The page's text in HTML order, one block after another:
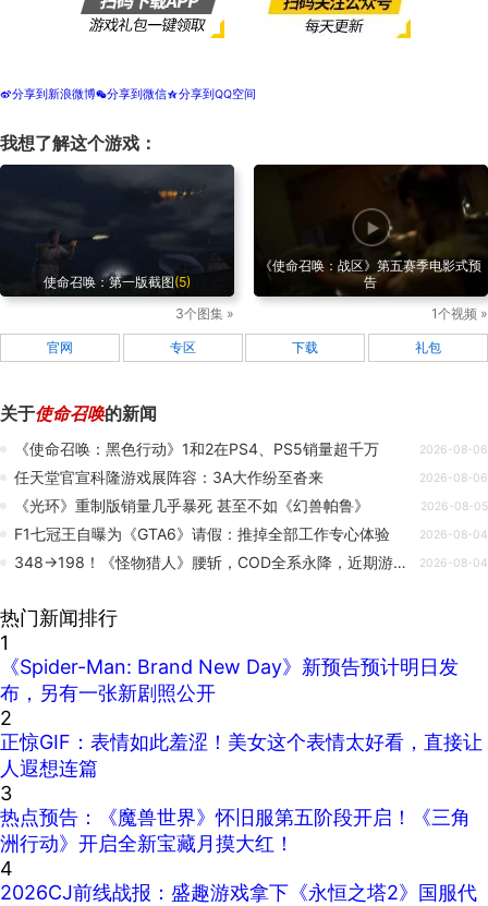
t分享到新浪微博w分享到微信z分享到QQ空间
我想了解这个游戏：
使命召唤：第一版截图(5)
3个图集 »
《使命召唤：战区》第五赛季电影式预
告
1个视频 »
官网 专区 下载 礼包
关于使命召唤的新闻
《使命召唤：黑色行动》1和2在PS4、PS5销量超千万 2026-08-06
任天堂官宣科隆游戏展阵容：3A大作纷至沓来 2026-08-06
《光环》重制版销量几乎暴死 甚至不如《幻兽帕鲁》 2026-08-05
F1七冠王自曝为《GTA6》请假：推掉全部工作专心体验 2026-08-04
348→198！《怪物猎人》腰斩，COD全系永降，近期游戏背刺盘点 2026-08-04
热门新闻排行
1
《Spider-Man: Brand New Day》新预告预计明日发
布，另有一张新剧照公开
2
正惊GIF：表情如此羞涩！美女这个表情太好看，直接让
人遐想连篇
3
热点预告：《魔兽世界》怀旧服第五阶段开启！《三角
洲行动》开启全新宝藏月摸大红！
4
2026CJ前线战报：盛趣游戏拿下《永恒之塔2》国服代